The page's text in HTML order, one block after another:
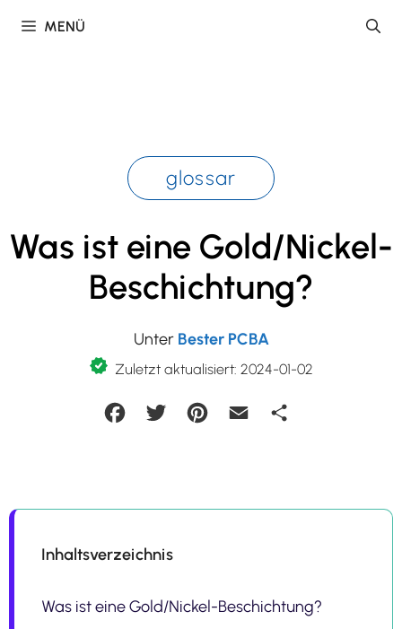
Inhalt
MENÜ
glossar
Was ist eine Gold/Nickel-
Beschichtung?
Unter Bester PCBA
Zuletzt aktualisiert: 2024-01-02
FacebookTwitter Pinterest Email
Inhaltsverzeichnis
Was ist eine Gold/Nickel-Beschichtung?